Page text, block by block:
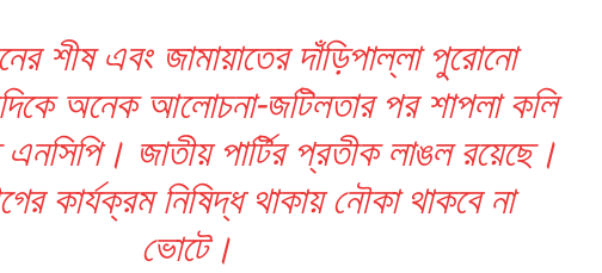
শীষ এবং জামায়াতের দাঁড়িপাল্লা পুরোনো
অনেক আলোচনা-জটিলতার পর শাপলা কলি
জাতীয় পার্টির প্রতীক লাঙল রয়েছে।
কার্যক্রম নিষিদ্ধ থাকায় নৌকা থাকবে না
ভোটে।